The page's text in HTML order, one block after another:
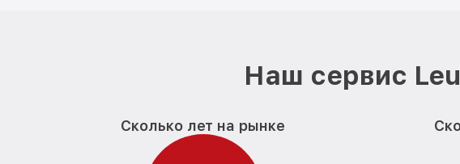
Наш сервис
Сколько лет на рынке